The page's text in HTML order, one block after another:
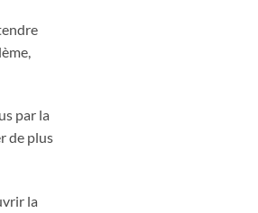
par la
de plus
la